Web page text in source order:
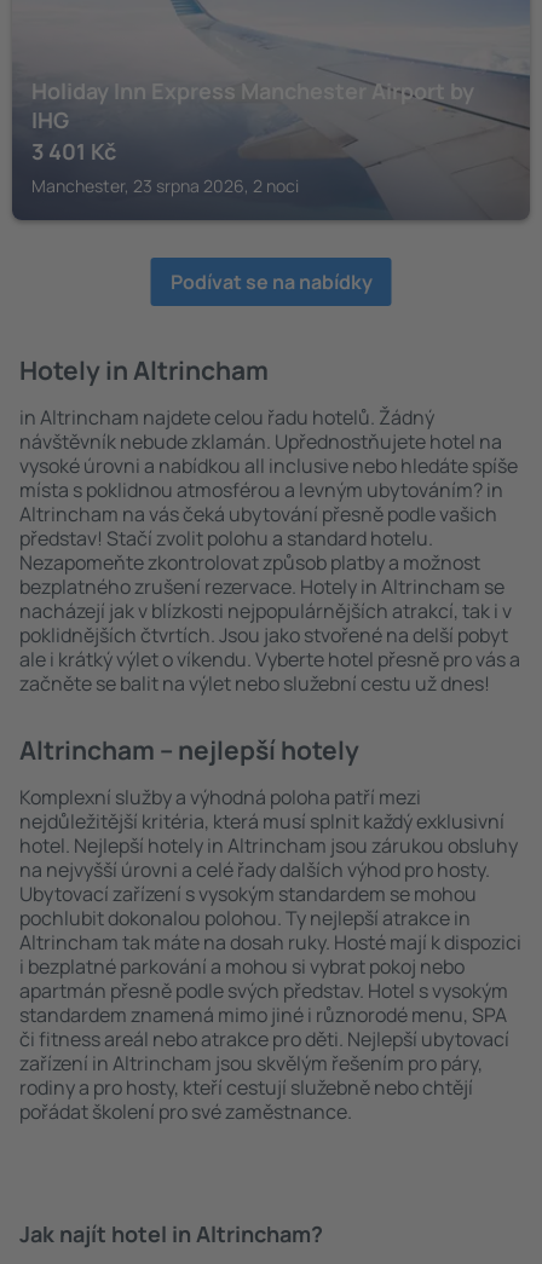
Holiday Inn Express Manchester Airport by
IHG
3 401 Kč
Manchester, 23 srpna 2026, 2 noci
Podívat se na nabídky
Hotely in Altrincham
in Altrincham najdete celou řadu hotelů. Žádný
návštěvník nebude zklamán. Upřednostňujete hotel na
vysoké úrovni a nabídkou all inclusive nebo hledáte spíše
místa s poklidnou atmosférou a levným ubytováním? in
Altrincham na vás čeká ubytování přesně podle vašich
představ! Stačí zvolit polohu a standard hotelu.
Nezapomeňte zkontrolovat způsob platby a možnost
bezplatného zrušení rezervace. Hotely in Altrincham se
nacházejí jak v blízkosti nejpopulárnějších atrakcí, tak i v
poklidnějších čtvrtích. Jsou jako stvořené na delší pobyt
ale i krátký výlet o víkendu. Vyberte hotel přesně pro vás a
začněte se balit na výlet nebo služební cestu už dnes!
Altrincham – nejlepší hotely
Komplexní služby a výhodná poloha patří mezi
nejdůležitější kritéria, která musí splnit každý exklusivní
hotel. Nejlepší hotely in Altrincham jsou zárukou obsluhy
na nejvyšší úrovni a celé řady dalších výhod pro hosty.
Ubytovací zařízení s vysokým standardem se mohou
pochlubit dokonalou polohou. Ty nejlepší atrakce in
Altrincham tak máte na dosah ruky. Hosté mají k dispozici
i bezplatné parkování a mohou si vybrat pokoj nebo
apartmán přesně podle svých představ. Hotel s vysokým
standardem znamená mimo jiné i různorodé menu, SPA
či fitness areál nebo atrakce pro děti. Nejlepší ubytovací
zařízení in Altrincham jsou skvělým řešením pro páry,
rodiny a pro hosty, kteří cestují služebně nebo chtějí
pořádat školení pro své zaměstnance.
Jak najít hotel in Altrincham?